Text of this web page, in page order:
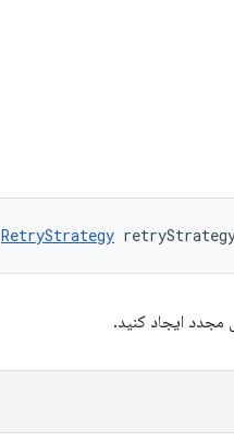
RetryStrategy
مجدد ایجاد کنید.